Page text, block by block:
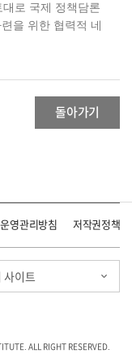
로 국제 정책담론
을 위한 협력적 네
돌아가기
영관리방침 저작권정책
사이트
ALL RIGHT RESERVED.